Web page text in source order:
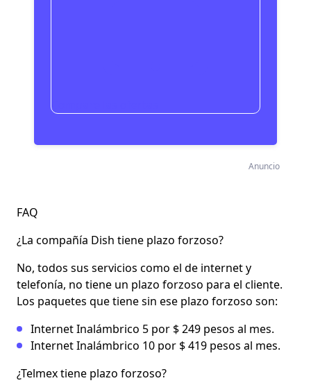
Compare las ofertas
Anuncio
FAQ
¿La compañía Dish tiene plazo forzoso?
No, todos sus servicios como el de internet y
telefonía, no tiene un plazo forzoso para el cliente.
Los paquetes que tiene sin ese plazo forzoso son:
Internet Inalámbrico 5 por $ 249 pesos al mes.
Internet Inalámbrico 10 por $ 419 pesos al mes.
¿Telmex tiene plazo forzoso?